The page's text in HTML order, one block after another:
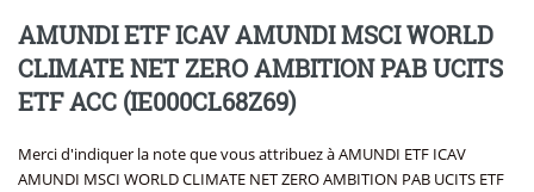
AMUNDI ETF ICAV AMUNDI MSCI WORLD
CLIMATE NET ZERO AMBITION PAB UCITS
ETF ACC (IE000CL68Z69)
Merci d'indiquer la note que vous attribuez à AMUNDI ETF ICAV
AMUNDI MSCI WORLD CLIMATE NET ZERO AMBITION PAB UCITS ETF